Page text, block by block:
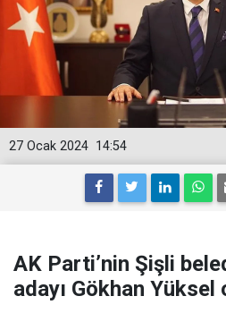
14:54
27 Ocak 2024
AK Parti’nin Şişli
adayı Gökhan Yüksel